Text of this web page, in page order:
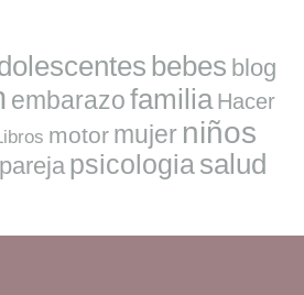
bebes blog
embarazofamilia Hacer
motor mujer niños
pareja psicologiasalud